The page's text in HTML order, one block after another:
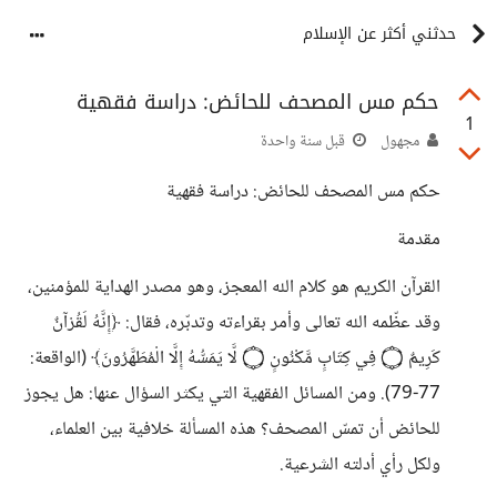
حدثني أكثر عن الإسلام
1
حكم مس المصحف للحائض: دراسة فقهية
مجهول قبل سنة واحدة
حكم مس المصحف للحائض: دراسة فقهية
مقدمة
القرآن الكريم هو كلام الله المعجز، وهو مصدر الهداية للمؤمنين،
وقد عظّمه الله تعالى وأمر بقراءته وتدبّره، فقال: ﴿إِنَّهُ لَقُرْآنٌ
كَرِيمٌ ۝ فِي كِتَابٍ مَّكْنُونٍ ۝ لَّا يَمَسُّهُ إِلَّا الْمُطَهَّرُونَ﴾ (الواقعة:
77-79). ومن المسائل الفقهية التي يكثر السؤال عنها: هل يجوز
للحائض أن تمسّ المصحف؟ هذه المسألة خلافية بين العلماء،
ولكل رأي أدلته الشرعية.